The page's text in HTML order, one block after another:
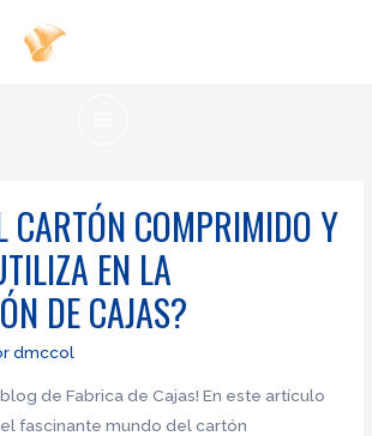
CARTÓN COMPRIMIDO Y
EN LA
DE CAJAS?
dmccol
de Fabrica de Cajas! En este artículo
fascinante mundo del cartón